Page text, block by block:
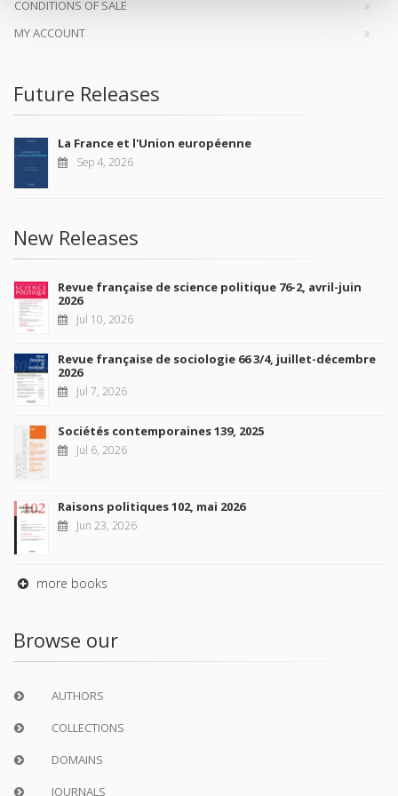
CONDITIONS OF SALE
MY ACCOUNT
Future Releases
La France et l'Union européenne
Sep 4, 2026
New Releases
Revue française de science politique 76-2, avril-juin
2026
Jul 10, 2026
Revue française de sociologie 66 3/4, juillet-décembre
2026
Jul 7, 2026
Sociétés contemporaines 139, 2025
Jul 6, 2026
Raisons politiques 102, mai 2026
Jun 23, 2026
more books
Browse our
AUTHORS
COLLECTIONS
DOMAINS
JOURNALS